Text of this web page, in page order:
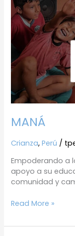
MANÁ
Crianza,Perú /
Empoderando a
apoyo a su
comunidad y
Read More »